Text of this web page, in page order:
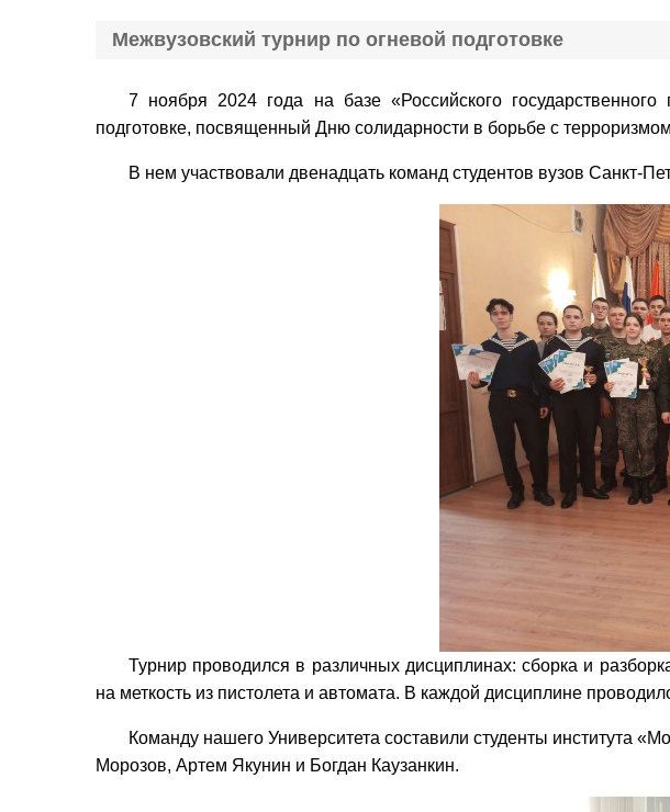
Межвузовский турнир по огневой подготовке
7 ноября 2024 года на базе «Российского государственного
подготовке, посвященный Дню солидарности в борьбе с
В нем участвовали двенадцать команд студентов вузов Санкт-
Турнир проводился в различных дисциплинах: сборка и
на меткость из пистолета и автомата. В каждой дисциплине
Команду нашего Университета составили студенты института
Морозов, Артем Якунин и Богдан Каузанкин.